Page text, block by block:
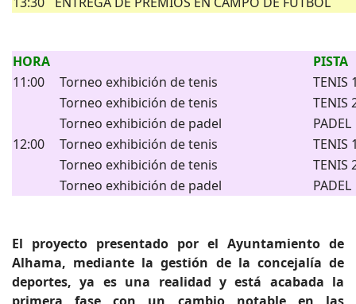
HORA
PISTA
11:00
Torneo exhibición de tenis
TENIS
Torneo exhibición de tenis
TENIS
Torneo exhibición de padel
PADEL
12:00
Torneo exhibición de tenis
TENIS
Torneo exhibición de tenis
TENIS
Torneo exhibición de padel
PADEL
El proyecto presentado por el Ayuntamiento de
Alhama, mediante la gestión de la concejalía de
deportes, ya es una realidad y está acabada la